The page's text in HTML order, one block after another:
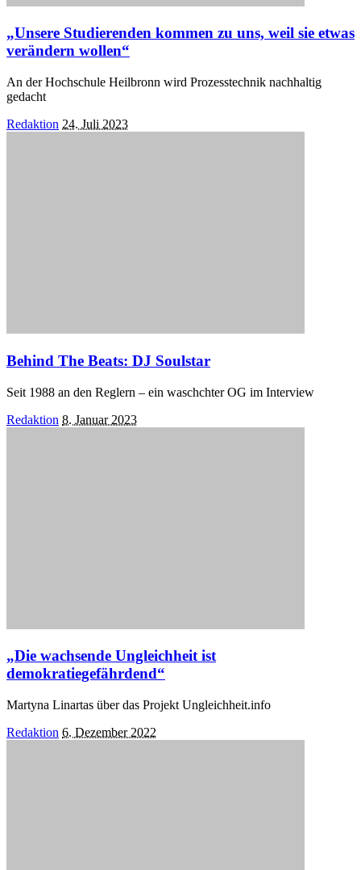
„Unsere Studierenden kommen zu uns, weil sie etwas
verändern wollen“
An der Hochschule Heilbronn wird Prozesstechnik nachhaltig
gedacht
Posted
Redaktion 24. Juli 2023
Behind The Beats: DJ Soulstar
Seit 1988 an den Reglern – ein waschchter OG im Interview
Posted
Redaktion 8. Januar 2023
„Die wachsende Ungleichheit ist
demokratiegefährdend“
Martyna Linartas über das Projekt Ungleichheit.info
Posted
Redaktion 6. Dezember 2022